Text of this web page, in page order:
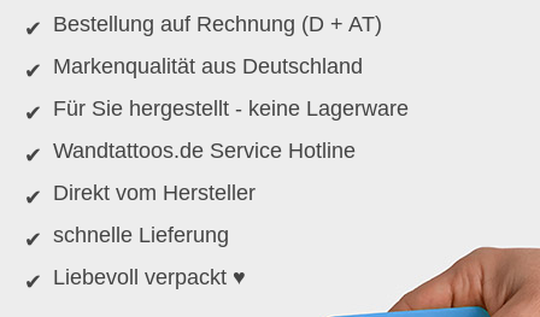
Bestellung auf Rechnung (D + AT)
Markenqualität aus Deutschland
Für Sie hergestellt - keine Lagerware
Wandtattoos.de Service Hotline
Direkt vom Hersteller
schnelle Lieferung
Liebevoll verpackt ♥